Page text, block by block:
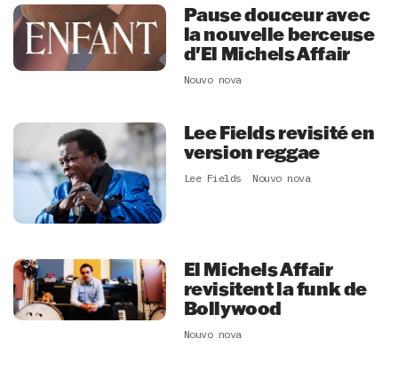
Pause douceur avec
la nouvelle berceuse
d'El Michels Affair
Nouvo nova
Lee Fields revisité en
version reggae
Lee Fields Nouvo nova
El Michels Affair
revisitent la funk de
Bollywood
Nouvo nova